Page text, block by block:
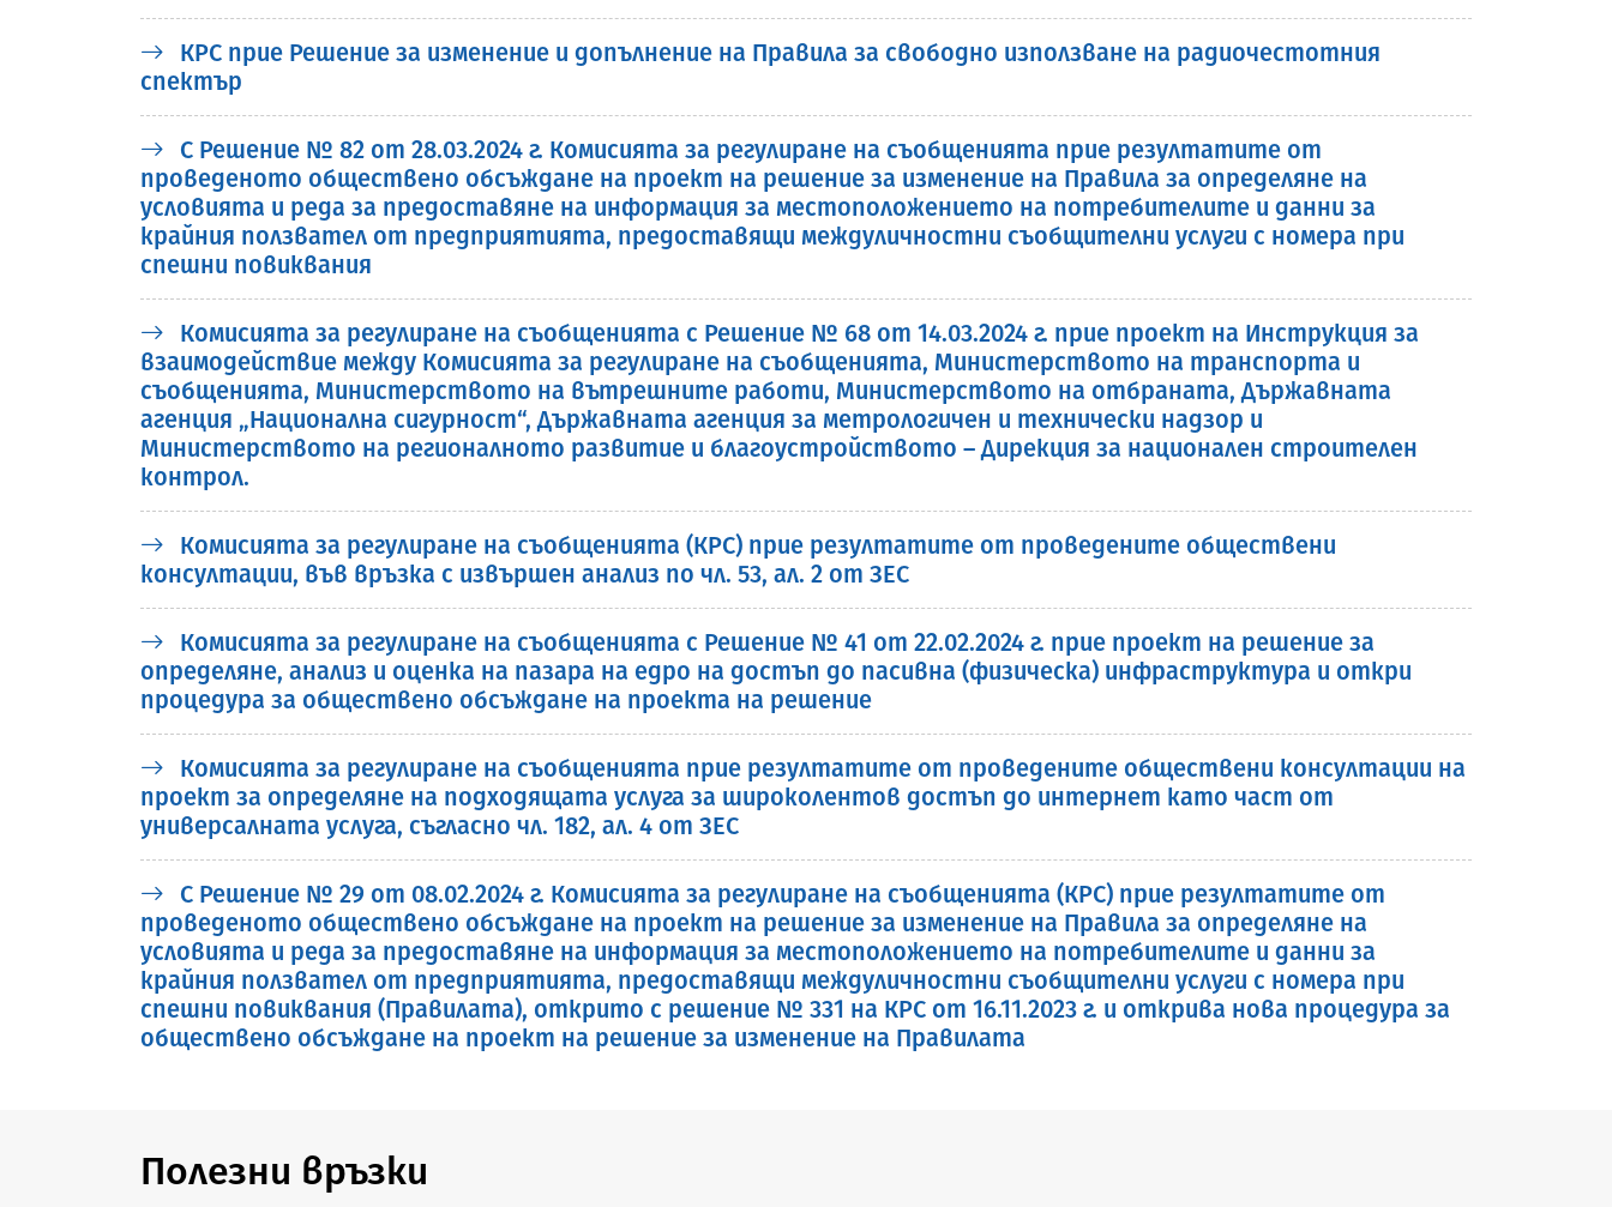
КРС прие Решение за изменение и допълнение на Правила за свободно използване на радиочестотния
спектър
С Решение № 82 от 28.03.2024 г. Комисията за регулиране на съобщенията прие резултатите от
проведеното обществено обсъждане на проект на решение за изменение на Правила за определяне на
условията и реда за предоставяне на информация за местоположението на потребителите и данни за
крайния ползвател от предприятията, предоставящи междуличностни съобщителни услуги с номера при
спешни повиквания
Комисията за регулиране на съобщенията с Решение № 68 от 14.03.2024 г. прие проект на Инструкция за
взаимодействие между Комисията за регулиране на съобщенията, Министерството на транспорта и
съобщенията, Министерството на вътрешните работи, Министерството на отбраната, Държавната
агенция „Национална сигурност“, Държавната агенция за метрологичен и технически надзор и
Министерството на регионалното развитие и благоустройството – Дирекция за национален строителен
контрол.
Комисията за регулиране на съобщенията (КРС) прие резултатите от проведените обществени
консултации, във връзка с извършен анализ по чл. 53, ал. 2 от ЗЕС
Комисията за регулиране на съобщенията с Решение № 41 от 22.02.2024 г. прие проект на решение за
определяне, анализ и оценка на пазара на едро на достъп до пасивна (физическа) инфраструктура и откри
процедура за обществено обсъждане на проекта на решение
Комисията за регулиране на съобщенията прие резултатите от проведените обществени консултации на
проект за определяне на подходящата услуга за широколентов достъп до интернет като част от
универсалната услуга, съгласно чл. 182, ал. 4 от ЗЕС
С Решение № 29 от 08.02.2024 г. Комисията за регулиране на съобщенията (КРС) прие резултатите от
проведеното обществено обсъждане на проект на решение за изменение на Правила за определяне на
условията и реда за предоставяне на информация за местоположението на потребителите и данни за
крайния ползвател от предприятията, предоставящи междуличностни съобщителни услуги с номера при
спешни повиквания (Правилата), открито с решение № 331 на КРС от 16.11.2023 г. и открива нова процедура за
обществено обсъждане на проект на решение за изменение на Правилата
Полезни връзки